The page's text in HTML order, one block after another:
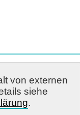
von externen
siehe
.